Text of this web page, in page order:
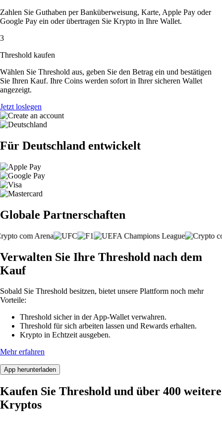
Zahlen Sie Guthaben per Banküberweisung, Karte, Apple Pay oder
Google Pay ein oder übertragen Sie Krypto in Ihre Wallet.
3
Threshold kaufen
Wählen Sie Threshold aus, geben Sie den Betrag ein und bestätigen
Sie Ihren Kauf. Ihre Coins werden sofort in Ihrer sicheren Wallet
angezeigt.
Jetzt loslegen
Für Deutschland entwickelt
Globale Partnerschaften
Verwalten Sie Ihre Threshold nach dem
Kauf
Sobald Sie Threshold besitzen, bietet unsere Plattform noch mehr
Vorteile:
Threshold sicher in der App-Wallet verwahren.
Threshold für sich arbeiten lassen und Rewards erhalten.
Krypto in Echtzeit ausgeben.
Mehr erfahren
App herunterladen
Kaufen Sie Threshold und über 400 weitere
Kryptos